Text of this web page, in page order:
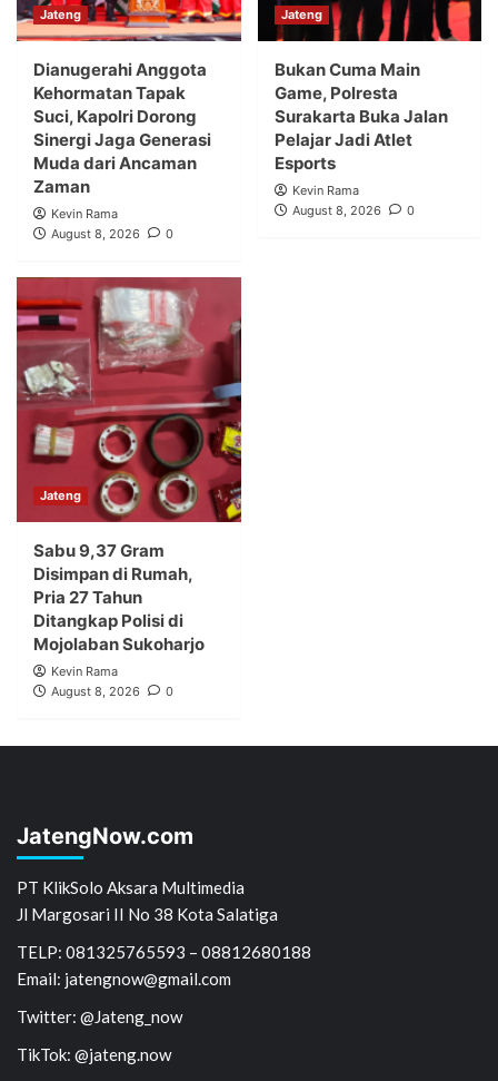
Jateng
Dianugerahi Anggota
Kehormatan Tapak
Suci, Kapolri Dorong
Sinergi Jaga Generasi
Muda dari Ancaman
Zaman
Kevin Rama
August 8, 2026
0
Jateng
Bukan Cuma Main
Game, Polresta
Surakarta Buka Jalan
Pelajar Jadi Atlet
Esports
Kevin Rama
August 8, 2026
0
Jateng
Sabu 9,37 Gram
Disimpan di Rumah,
Pria 27 Tahun
Ditangkap Polisi di
Mojolaban Sukoharjo
Kevin Rama
August 8, 2026
0
JatengNow.com
PT KlikSolo Aksara Multimedia
Jl Margosari II No 38 Kota Salatiga
TELP: 081325765593 – 08812680188
Email: jatengnow@gmail.com
Twitter: @Jateng_now
TikTok: @jateng.now